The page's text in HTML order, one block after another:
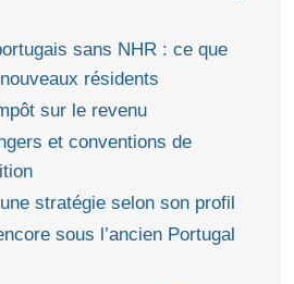
sans NHR : ce que
résidents
sur le revenu
et conventions de
stratégie selon son profil
sous l’ancien Portugal